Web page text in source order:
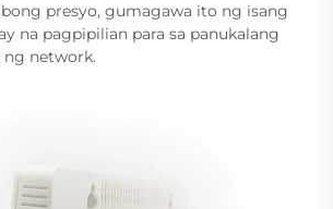
presyo, gumagawa ito ng isang
na pagpipilian para sa panukalang
ng network.